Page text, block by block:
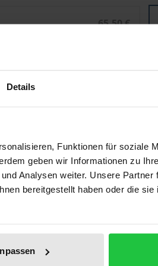
Details
Funktionen für soziale
geben wir Informationen zu
Analysen weiter. Unsere Partner
bereitgestellt haben oder die
65,50 €
Abhängig von der Lieferadresse
Forschung. »Die